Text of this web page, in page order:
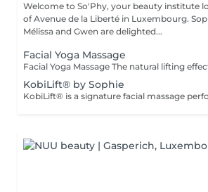
Welcome to So'Phy, your beauty institute
of Avenue de la Liberté in Luxembourg. Sophie, Clémence,
Mélissa and Gwen are delighted...
Facial Yoga Massage
KobiLift® by Sophie